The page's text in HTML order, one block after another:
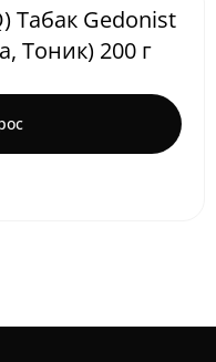
Табак Gedonist
Тоник) 200 г